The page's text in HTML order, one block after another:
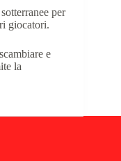
per
giocatori.
e
la